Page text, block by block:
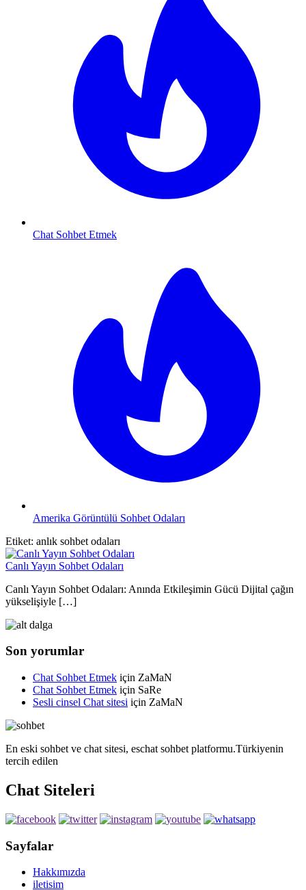
Chat Sohbet Etmek
Amerika Görüntülü Sohbet Odaları
Etiket: anlık sohbet odaları
Canlı Yayın Sohbet Odaları
Canlı Yayın Sohbet Odaları: Anında Etkileşimin Gücü Dijital çağın
yükselişiyle […]
Son yorumlar
Chat Sohbet Etmek için ZaMaN
Chat Sohbet Etmek için SaRe
Sesli cinsel Chat sitesi için ZaMaN
En eski sohbet ve chat sitesi, eschat sohbet platformu.Türkiyenin
tercih edilen
Chat Siteleri
Sayfalar
Hakkımızda
iletisim